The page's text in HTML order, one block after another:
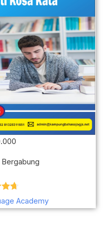
Bergabung
4.67 Academy